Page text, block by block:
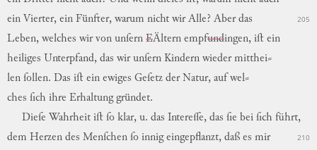
ein Vierter, ein Fünfter, warum nicht wir Alle? Aber das 205
Leben, welches wir von unſern EÄltern empfundingen, iſt ein
heiliges Unterpfand, das wir unſern Kindern wieder mitthei⸗
len ſollen. Das iſt ein ewiges Geſetz der Natur, auf wel⸗
ches ſich ihre Erhaltung gründet.
Dieſe Wahrheit iſt ſo klar, u. das Intereſſe, das ſie bei ſich führt,
210
dem Herzen des Menſchen ſo innig eingepflanzt, daß es mir